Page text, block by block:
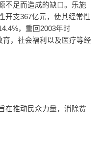
不足而造成的缺口。乐施
开支367亿元，使其经常性
，重回2003年时
，社会福利以及医疗等经
在推动民众力量，消除贫